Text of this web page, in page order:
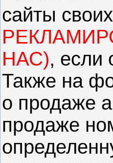
сайты
НАС), если
Также на
о продаже
продаже